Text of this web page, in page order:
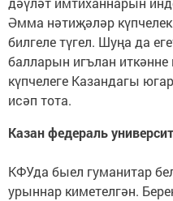
Әмма нәтиҗәләр
билгеле түгел. Шуңа да
балларын игълан иткәнне
күпчелеге Казандагы
исәп тота.
Казан федераль
КФУда быел гуманитар
урыннар киметелгән.